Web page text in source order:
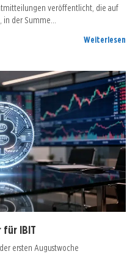
veröffentlicht, die auf
der Summe…
Weiterlesen
IBIT
ersten Augustwoche